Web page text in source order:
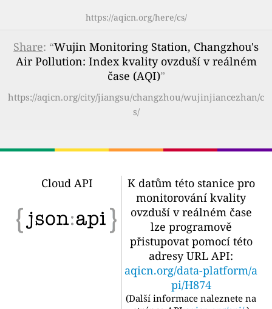
https://aqicn.org/here/cs/
Share: “Wujin Monitoring Station, Changzhou's
Air Pollution: Index kvality ovzduší v reálném
čase (AQI)”
https://aqicn.org/city/jiangsu/changzhou/wujinjiancezhan/c
s/
Cloud API
K datům této stanice pro
monitorování kvality
ovzduší v reálném čase
lze programově
přistupovat pomocí této
adresy URL API:
aqicn.org/data-platform/a
pi/H874
(Další informace naleznete na